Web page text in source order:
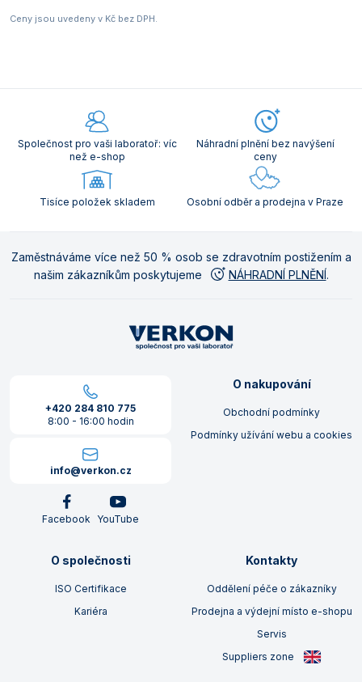
Ceny jsou uvedeny v Kč bez DPH.
Společnost pro vaši laboratoř: víc
než e-shop
Náhradní plnění bez navýšení
ceny
Tisíce položek skladem Osobní odběr a prodejna v Praze
Zaměstnáváme více než 50 % osob se zdravotním postižením a
našim zákazníkům poskytujeme
NÁHRADNÍ PLNĚNÍ.
+420 284 810 775
8:00 - 16:00 hodin
info@verkon.cz
Facebook YouTube
O nakupování
Obchodní podmínky
Podmínky užívání webu a cookies
O společnosti
ISO Certifikace
Kariéra
Kontakty
Oddělení péče o zákazníky
Prodejna a výdejní místo e-shopu
Servis
Suppliers zone